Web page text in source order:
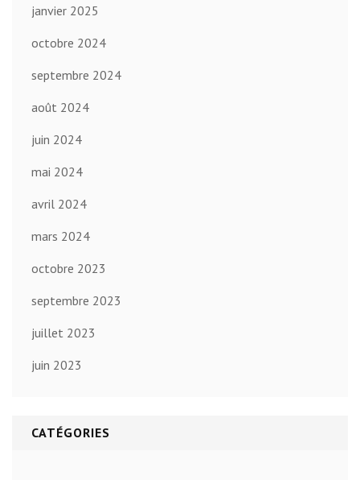
janvier 2025
octobre 2024
septembre 2024
août 2024
juin 2024
mai 2024
avril 2024
mars 2024
octobre 2023
septembre 2023
juillet 2023
juin 2023
CATÉGORIES